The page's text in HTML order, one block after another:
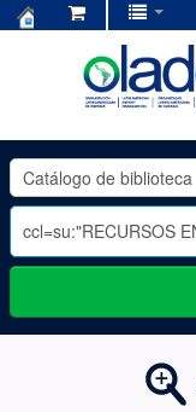
OLADE
-